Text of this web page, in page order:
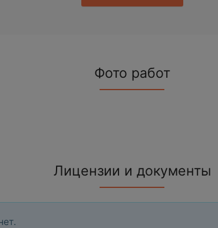
Фото работ
Лицензии и документы